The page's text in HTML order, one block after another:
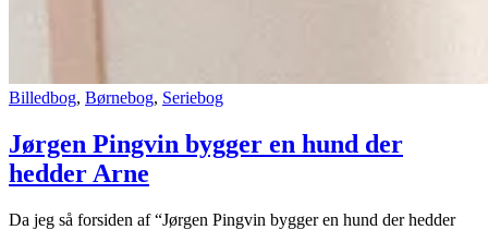
Billedbog, Børnebog, Seriebog
Jørgen Pingvin bygger en hund der
hedder Arne
Da jeg så forsiden af “Jørgen Pingvin bygger en hund der hedder